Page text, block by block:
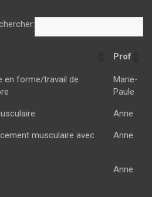
Prof
Prof
en forme/travail de
Marie-
Paule
Anne
musculaire avec
Anne
Anne